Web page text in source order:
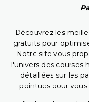
Découvrez les
gratuits pour
Notre site vous
l'univers des courses
détaillées sur les
pointues pour vous